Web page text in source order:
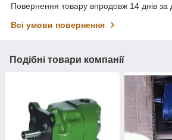
Повернення товару впродовж 14 днів за
Всі умови повернення
Подібні товари компанії